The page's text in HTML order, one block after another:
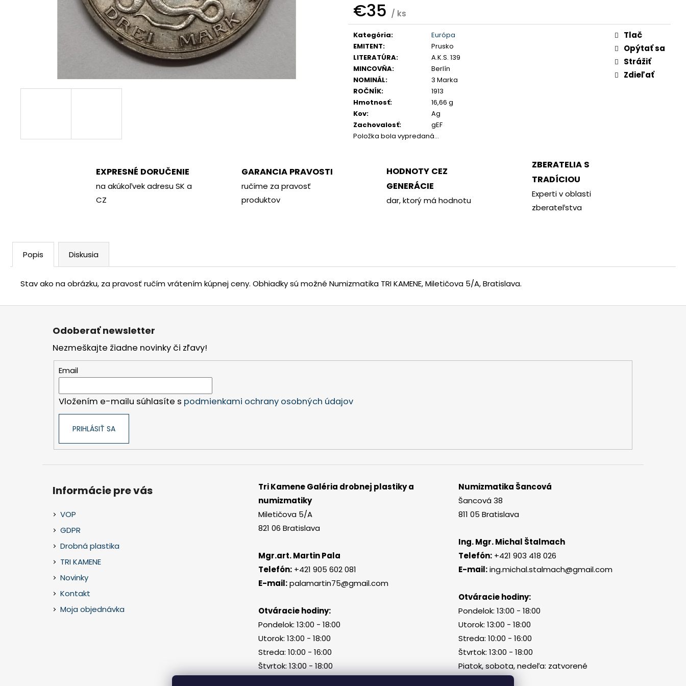
€35 / ks
Jednotková
cena:
Kategória:
Európa
EMITENT:
Prusko
LITERATÚRA:
A.K.S. 139
MINCOVŇA:
Berlín
NOMINÁL:
3 Marka
ROČNÍK:
1913
Hmotnosť:
16,66 g
Kov:
Ag
Zachovalosť:
gEF
Položka bola vypredaná…
Tlač
Opýtať sa
Strážiť
Zdieľať
EXPRESNÉ DORUČENIE
na akúkoľvek adresu SK a
CZ
GARANCIA PRAVOSTI
ručíme za pravosť
produktov
HODNOTY CEZ
GENERÁCIE
dar, ktorý má hodnotu
ZBERATELIA S
TRADÍCIOU
Experti v oblasti
zberateľstva
Popis Diskusia
Stav ako na obrázku, za pravosť ručím vrátením kúpnej ceny. Obhiadky sú možné Numizmatika TRI KAMENE, Miletičova 5/A, Bratislava.
€70
€350
€400
Z
Odoberať newsletter
Nezmeškajte žiadne novinky či zľavy!
Email
Vložením e-mailu súhlasíte s podmienkami ochrany osobných údajov
PRIHLÁSIŤ SA
Informácie pre vás
VOP
GDPR
Drobná plastika
TRI KAMENE
Novinky
Kontakt
Moja objednávka
Tri Kamene Galéria drobnej plastiky a
numizmatiky
Miletičova 5/A
821 06 Bratislava
Mgr.art. Martin Pala
Telefón: +421 905 602 081
E-mail: palamartin75@gmail.com
Otváracie hodiny:
Pondelok: 13:00 - 18:00
Utorok: 13:00 - 18:00
Streda: 10:00 - 16:00
Štvrtok: 13:00 - 18:00
Numizmatika Šancová
Šancová 38
811 05 Bratislava
Ing. Mgr. Michal Štalmach
Telefón: +421 903 418 026
E-mail: ing.michal.stalmach@gmail.com
Otváracie hodiny:
Pondelok: 13:00 - 18:00
Utorok: 13:00 - 18:00
Streda: 10:00 - 16:00
Štvrtok: 13:00 - 18:00
Piatok, sobota, nedeľa: zatvorené